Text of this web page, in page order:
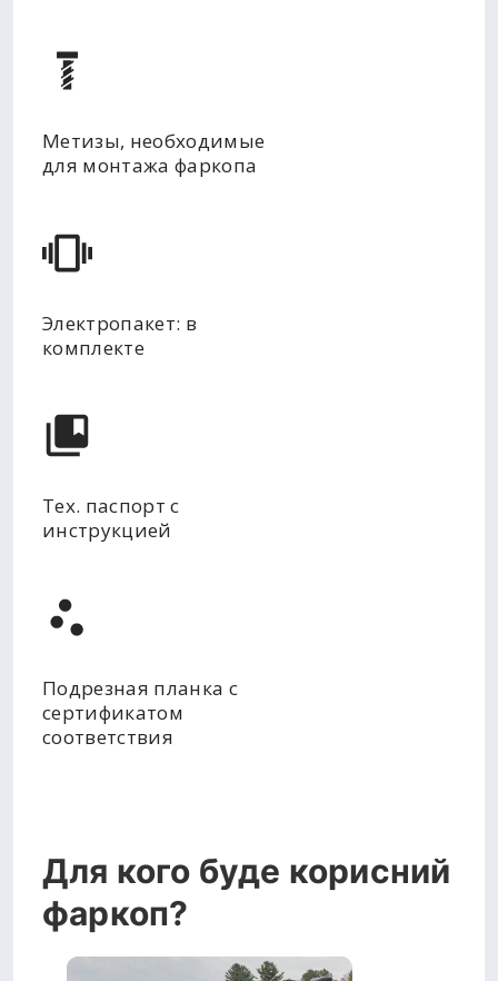
Метизы, необходимые
для монтажа фаркопа
Электропакет: в
комплекте
Тех. паспорт с
инструкцией
Подрезная планка с
сертификатом
соответствия
Для кого буде корисний
фаркоп?